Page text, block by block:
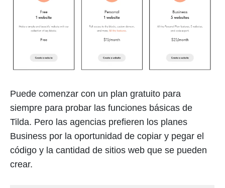
Puede comenzar con un plan gratuito para
siempre para probar las funciones básicas de
Tilda. Pero las agencias prefieren los planes
Business por la oportunidad de copiar y pegar el
código y la cantidad de sitios web que se pueden
crear.